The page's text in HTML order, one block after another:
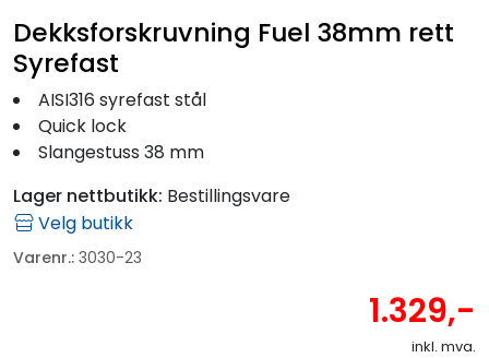
Dekksforskruvning Fuel 38mm rett
Syrefast
AISI316 syrefast stål
Quick lock
Slangestuss 38 mm
Lager nettbutikk: Bestillingsvare
Velg butikk
Varenr.: 3030-23
1.329,-
inkl. mva.